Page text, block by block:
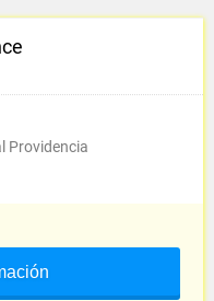
Providencia